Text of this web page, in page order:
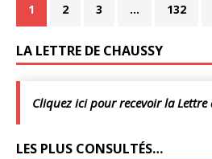
1 2 3 … 132
LA LETTRE DE CHAUSSY
Cliquez ici pour recevoir la Lettre
LES PLUS CONSULTÉS…